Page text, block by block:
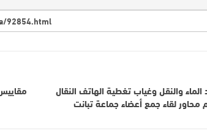
والنقل وغياب تغطية الهاتف النقال
محاور لقاء جمع أعضاء جماعة تبانت